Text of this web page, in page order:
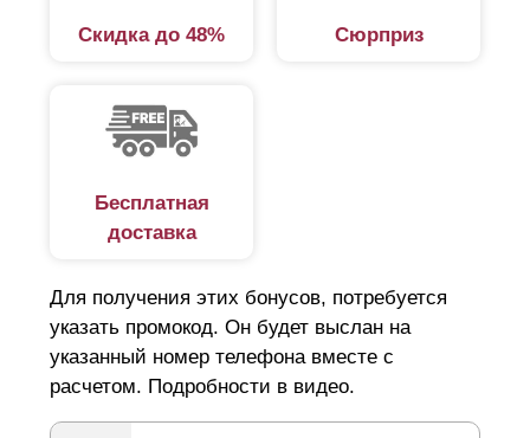
Скидка до 48% Сюрприз
Бесплатная
доставка
Для получения этих бонусов, потребуется
указать промокод. Он будет выслан на
указанный номер телефона вместе с
расчетом. Подробности в видео.